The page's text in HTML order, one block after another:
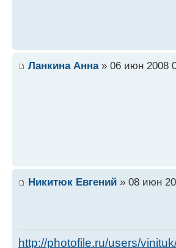
Ланкина Анна» 06 июн 2008
Никитюк Евгений » 08 июн
http://photofile.ru/users/